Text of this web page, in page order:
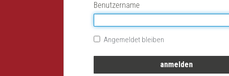
Benutzername
Angemeldet bleiben